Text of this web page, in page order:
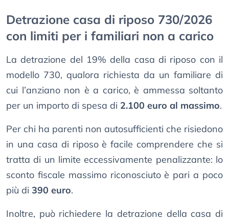
Detrazione casa di riposo 730/2026
con limiti per i familiari non a carico
La detrazione del 19% della casa di riposo con il
modello 730, qualora richiesta da un familiare di
cui l’anziano non è a carico, è ammessa soltanto
per un importo di spesa di 2.100 euro al massimo.
Per chi ha parenti non autosufficienti che risiedono
in una casa di riposo è facile comprendere che si
tratta di un limite eccessivamente penalizzante: lo
sconto fiscale massimo riconosciuto è pari a poco
più di 390 euro.
Inoltre, può richiedere la detrazione della casa di